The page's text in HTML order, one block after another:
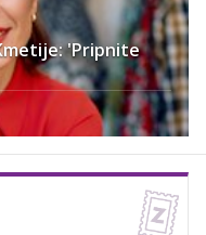
'Pripnite